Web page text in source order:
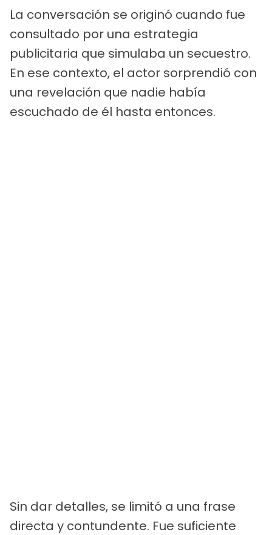
La conversación se originó cuando fue
consultado por una estrategia
publicitaria que simulaba un secuestro.
En ese contexto, el actor sorprendió con
una revelación que nadie había
escuchado de él hasta entonces.
Sin dar detalles, se limitó a una frase
directa y contundente. Fue suficiente